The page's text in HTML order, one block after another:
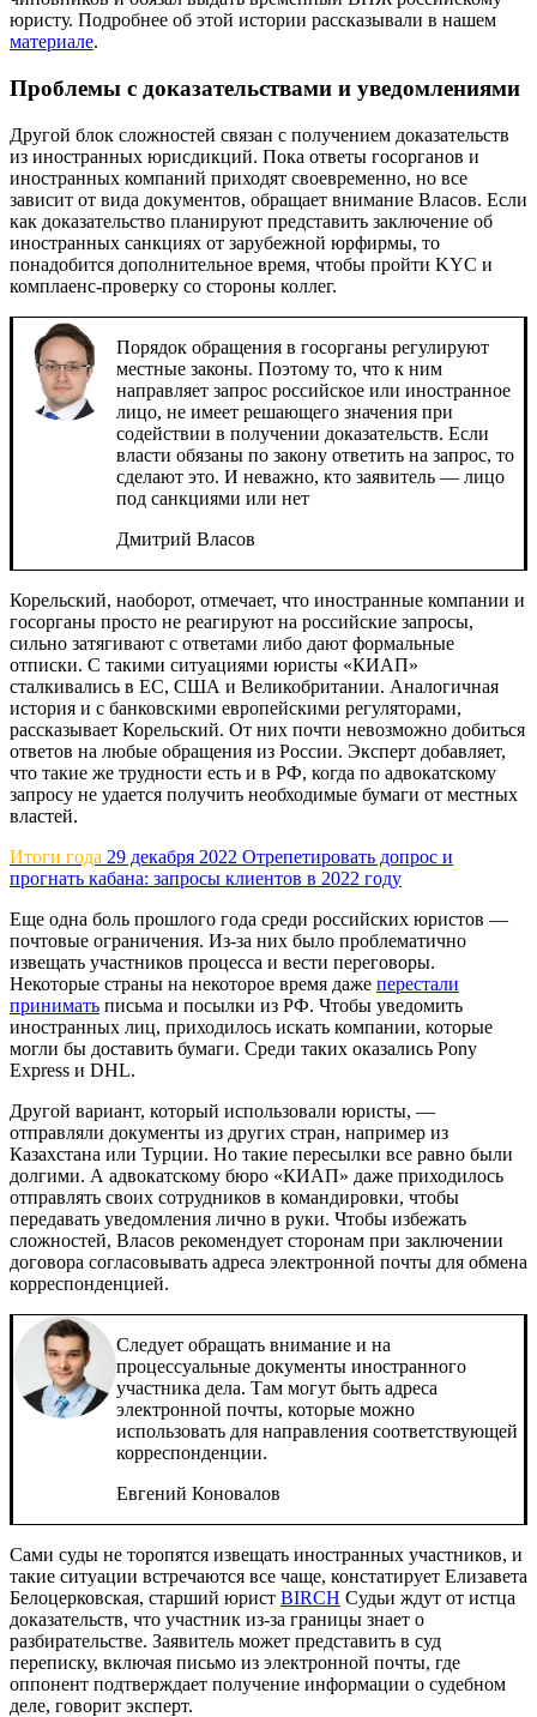
юристу. Подробнее об этой истории рассказывали в нашем
материале.
Проблемы с доказательствами и уведомлениями
Другой блок сложностей связан с получением доказательств
из иностранных юрисдикций. Пока ответы госорганов и
иностранных компаний приходят своевременно, но все
зависит от вида документов, обращает внимание Власов. Если
как доказательство планируют представить заключение об
иностранных санкциях от зарубежной юрфирмы, то
понадобится дополнительное время, чтобы пройти KYC и
комплаенс-проверку со стороны коллег.
Порядок обращения в госорганы регулируют
местные законы. Поэтому то, что к ним
направляет запрос российское или иностранное
лицо, не имеет решающего значения при
содействии в получении доказательств. Если
власти обязаны по закону ответить на запрос, то
сделают это. И неважно, кто заявитель — лицо
под санкциями или нет
Дмитрий Власов
Корельский, наоборот, отмечает, что иностранные компании и
госорганы просто не реагируют на российские запросы,
сильно затягивают с ответами либо дают формальные
отписки. С такими ситуациями юристы «КИАП»
сталкивались в ЕС, США и Великобритании. Аналогичная
история и с банковскими европейскими регуляторами,
рассказывает Корельский. От них почти невозможно добиться
ответов на любые обращения из России. Эксперт добавляет,
что такие же трудности есть и в РФ, когда по адвокатскому
запросу не удается получить необходимые бумаги от местных
властей.
Итоги года 29 декабря 2022 Отрепетировать допрос и
прогнать кабана: запросы клиентов в 2022 году
Еще одна боль прошлого года среди российских юристов —
почтовые ограничения. Из-за них было проблематично
извещать участников процесса и вести переговоры.
Некоторые страны на некоторое время даже перестали
принимать письма и посылки из РФ. Чтобы уведомить
иностранных лиц, приходилось искать компании, которые
могли бы доставить бумаги. Среди таких оказались Pony
Express и DHL.
Другой вариант, который использовали юристы, —
отправляли документы из других стран, например из
Казахстана или Турции. Но такие пересылки все равно были
долгими. А адвокатскому бюро «КИАП» даже приходилось
отправлять своих сотрудников в командировки, чтобы
передавать уведомления лично в руки. Чтобы избежать
сложностей, Власов рекомендует сторонам при заключении
договора согласовывать адреса электронной почты для обмена
корреспонденцией.
Следует обращать внимание и на
процессуальные документы иностранного
участника дела. Там могут быть адреса
электронной почты, которые можно
использовать для направления соответствующей
корреспонденции.
Евгений Коновалов
Сами суды не торопятся извещать иностранных участников, и
такие ситуации встречаются все чаще, констатирует Елизавета
Белоцерковская, старший юрист BIRCH Судьи ждут от истца
доказательств, что участник из-за границы знает о
разбирательстве. Заявитель может представить в суд
переписку, включая письмо из электронной почты, где
оппонент подтверждает получение информации о судебном
деле, говорит эксперт.